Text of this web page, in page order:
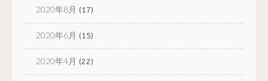
2020年8月 (17)
2020年6月 (15)
2020年4月 (22)